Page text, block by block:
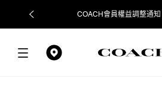
COACH會員權益調整通知